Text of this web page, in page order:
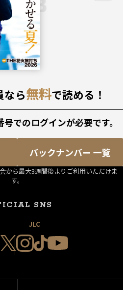
なら無料で読める！
でのログインが必要です。
バックナンバー 一覧
から最大3週間後よりご利用いただけま
す。
SNS
JLC